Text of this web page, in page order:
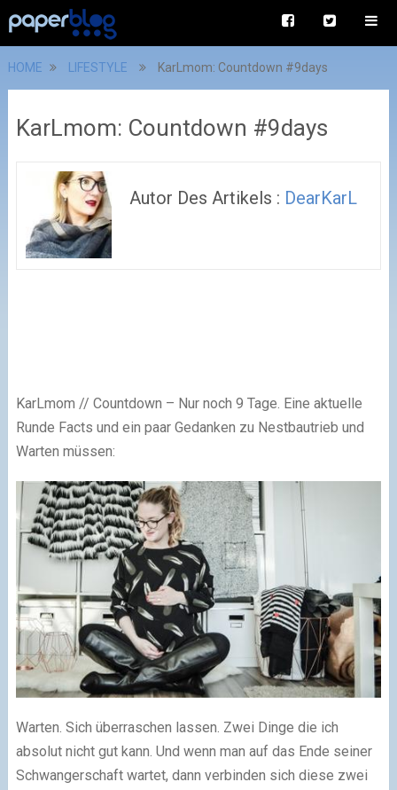
HOME LIFESTYLE KarLmom: Countdown #9days
KarLmom: Countdown #9days
Autor Des Artikels : DearKarL
KarLmom // Countdown – Nur noch 9 Tage. Eine aktuelle
Runde Facts und ein paar Gedanken zu Nestbautrieb und
Warten müssen:
Warten. Sich überraschen lassen. Zwei Dinge die ich
absolut nicht gut kann. Und wenn man auf das Ende seiner
Schwangerschaft wartet, dann verbinden sich diese zwei